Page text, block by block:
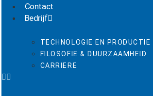
Contact
Bedrijf
TECHNOLOGIE EN PRODUCTIE
FILOSOFIE & DUURZAAMHEID
CARRIERE